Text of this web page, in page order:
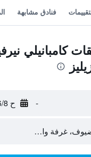
فنادق مشابهة
كامبانيلي
- ح 16/8